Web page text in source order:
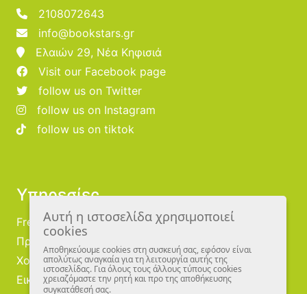
2108072643
info@bookstars.gr
Ελαιών 29, Νέα Κηφισιά
Visit our Facebook page
follow us on Twitter
follow us on Instagram
follow us on tiktok
Υπηρεσίες
Free Publishing
Προμηθευτές
Χονδρική
Εικονογράφοι
Αυτή η ιστοσελίδα χρησιμοποιεί
cookies
Αποθηκεύουμε cookies στη συσκευή σας, εφόσον είναι
απολύτως αναγκαία για τη λειτουργία αυτής της
ιστοσελίδας. Για όλους τους άλλους τύπους cookies
χρειαζόμαστε την ρητή και προ της αποθήκευσης
συγκατάθεσή σας.